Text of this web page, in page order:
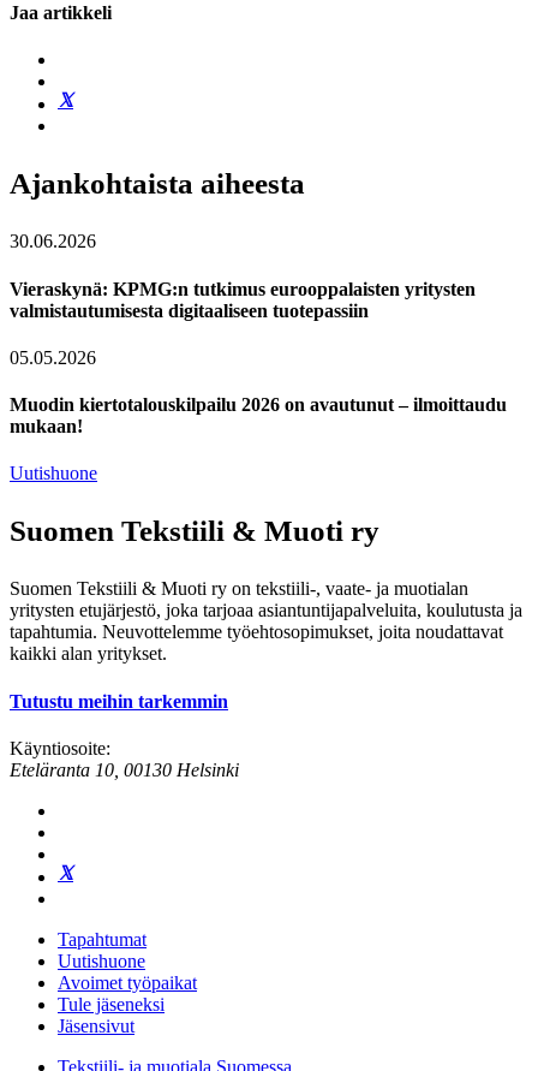
Jaa artikkeli
Ajankohtaista aiheesta
30.06.2026
Vieraskynä: KPMG:n tutkimus eurooppalaisten yritysten
valmistautumisesta digitaaliseen tuotepassiin
05.05.2026
Muodin kiertotalouskilpailu 2026 on avautunut – ilmoittaudu
mukaan!
Uutishuone
Suomen Tekstiili & Muoti ry
Suomen Tekstiili & Muoti ry on tekstiili-, vaate- ja muotialan
yritysten etujärjestö, joka tarjoaa asiantuntijapalveluita, koulutusta ja
tapahtumia. Neuvottelemme työehtosopimukset, joita noudattavat
kaikki alan yritykset.
Tutustu meihin tarkemmin
Käyntiosoite:
Eteläranta 10, 00130 Helsinki
Tapahtumat
Uutishuone
Avoimet työpaikat
Tule jäseneksi
Jäsensivut
Tekstiili- ja muotiala Suomessa